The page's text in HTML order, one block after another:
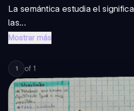
La semántica estudia el
las...
Mostrar más
1 of 1